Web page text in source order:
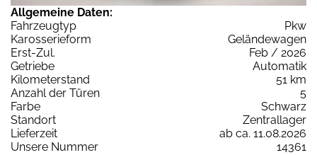
Allgemeine Daten:
Fahrzeugtyp
Pkw
Karosserieform
Geländewagen
Erst-Zul.
Feb / 2026
Getriebe
Automatik
Kilometerstand
51 km
Anzahl der Türen
5
Farbe
Schwarz
Standort
Zentrallager
Lieferzeit
ab ca. 11.08.2026
Unsere Nummer
14361